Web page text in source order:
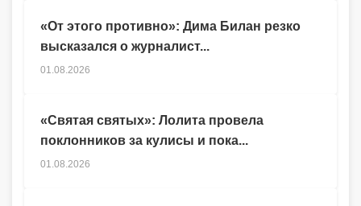
«От этого противно»: Дима Билан резко
высказался о журналист...
01.08.2026
«Святая святых»: Лолита провела
поклонников за кулисы и пока...
01.08.2026